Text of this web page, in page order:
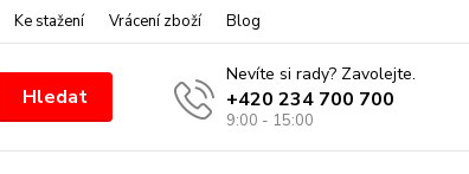
Ke stažení Vrácení zboží Blog
Hledat
Nevíte si rady? Zavolejte.
+420 234 700 700
9:00 - 15:00